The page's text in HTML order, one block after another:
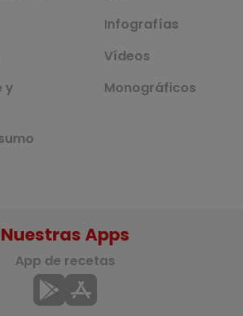
y
Infografías
Vídeos
Monográficos
Nuestras Apps
App de recetas